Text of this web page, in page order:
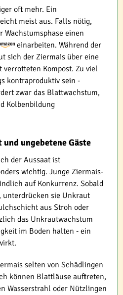
oft mehr. Ein
meist aus. Falls nötig,
Wachstumsphase einen
einarbeiten. Während der
sich der Ziermais über eine
verrotteten Kompost. Zu viel
kontraproduktiv sein -
zwar das Blattwachstum,
Kolbenbildung
ungebetene Gäste
der Aussaat ist
wichtig. Junge Ziermais-
auf Konkurrenz. Sobald
unterdrücken sie Unkraut
aus Stroh oder
das Unkrautwachstum
im Boden halten - ein
selten von Schädlingen
können Blattläuse auftreten,
Wasserstrahl oder Nützlingen